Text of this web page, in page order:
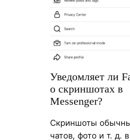
Уведомляет ли
о скриншотах в
Messenger?
Скриншоты
чатов, фото и т. д.